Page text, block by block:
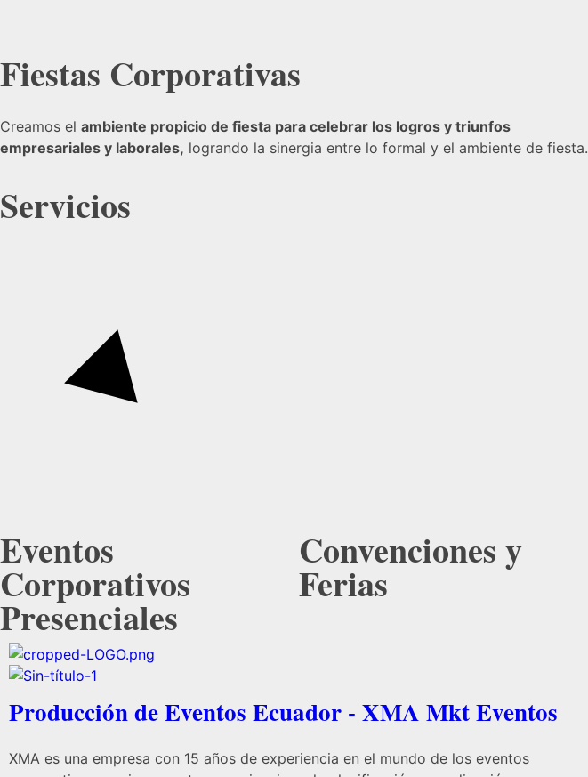
Fiestas Corporativas
Creamos el ambiente propicio de fiesta para celebrar los logros y triunfos
empresariales y laborales, logrando la sinergia entre lo formal y el ambiente de fiesta.
Servicios
Eventos
Corporativos
Presenciales
Convenciones y
Ferias
Producción de Eventos Ecuador - XMA Mkt Eventos
XMA es una empresa con 15 años de experiencia en el mundo de los eventos